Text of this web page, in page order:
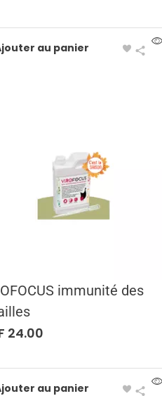
au panier
immunité des
24.00
au panier